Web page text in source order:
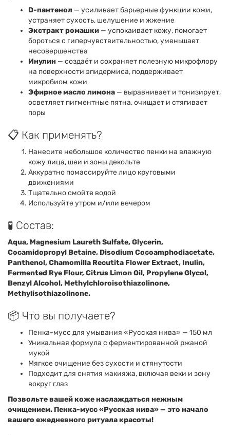
D-пантенол — усиливает барьерные функции кожи,
устраняет сухость, шелушение и жжение
Экстракт ромашки — успокаивает кожу, помогает
бороться с гиперчувствительностью, уменьшает
несовершенства
Инулин — создаёт и сохраняет полезную микрофлору
на поверхности эпидермиса, поддерживает
микробиом кожи
Эфирное масло лимона — выравнивает и тонизирует,
осветляет пигментные пятна, очищает и стягивает
поры
📋 Как применять?
Нанесите небольшое количество пенки на влажную
кожу лица, шеи и зоны декольте
Аккуратно помассируйте лицо круговыми
движениями
Тщательно смойте водой
Используйте утром и/или вечером
🧪 Состав:
Aqua, Magnesium Laureth Sulfate, Glycerin,
Cocamidopropyl Betaine, Disodium Cocoamphodiacetate,
Panthenol, Chamomilla Recutita Flower Extract, Inulin,
Fermented Rye Flour, Citrus Limon Oil, Propylene Glycol,
Benzyl Alcohol, Methylchloroisothiazolinone,
Methylisothiazolinone.
📦 Что вы получаете?
Пенка-мусс для умывания «Русская нива» — 150 мл
Уникальная формула с ферментированной ржаной
мукой
Мягкое очищение без сухости и стянутости
Подходит для снятия макияжа, включая веки и зону
вокруг глаз
Позвольте вашей коже наслаждаться нежным
очищением. Пенка-мусс «Русская нива» — это начало
вашего ежедневного ритуала красоты!